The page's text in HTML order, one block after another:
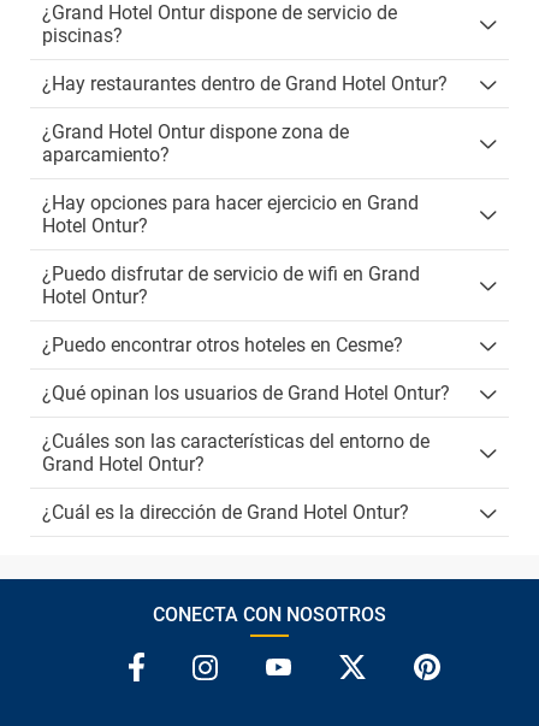
¿Grand Hotel Ontur dispone de servicio de
piscinas?
¿Hay restaurantes dentro de Grand Hotel Ontur?
¿Grand Hotel Ontur dispone zona de
aparcamiento?
¿Hay opciones para hacer ejercicio en Grand
Hotel Ontur?
¿Puedo disfrutar de servicio de wifi en Grand
Hotel Ontur?
¿Puedo encontrar otros hoteles en Cesme?
¿Qué opinan los usuarios de Grand Hotel Ontur?
¿Cuáles son las características del entorno de
Grand Hotel Ontur?
¿Cuál es la dirección de Grand Hotel Ontur?
CONECTA CON NOSOTROS